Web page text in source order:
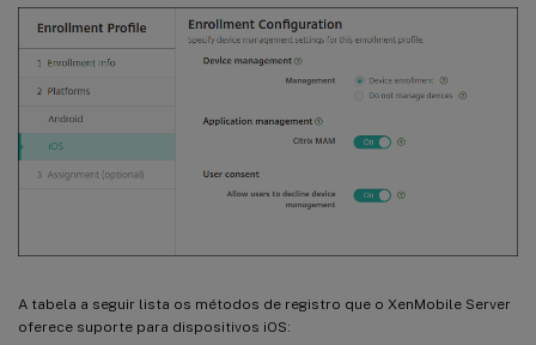
A tabela a seguir lista os métodos de registro que o XenMobile Server
oferece suporte para dispositivos iOS: